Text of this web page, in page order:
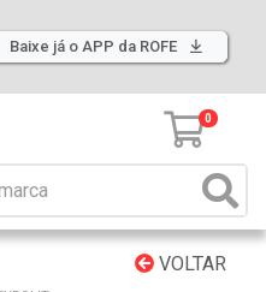
Baixe já o APP da ROFE
0
VOLTAR